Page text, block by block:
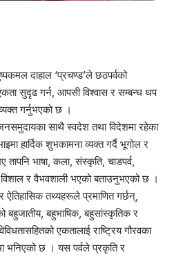
दाहाल ‘प्रचण्ड’ले छठपर्वको
सुदृढ गर्न, आपसी विश्वास र सम्बन्ध थप
गर्नुभएको छ ।
साथै स्वदेश तथा विदेशमा रहेका
हार्दिक शुभकामना व्यक्त गर्दै भूगोल र
भाषा, कला, संस्कृति, चाडपर्व,
र वैभवशाली भएको बताउनुभएको छ ।
ऐतिहासिक तथ्यहरूले प्रमाणित गर्छन्,
बहुजातीय, बहुभाषिक, बहुसांस्कृतिक र
एकतालाई राष्ट्रिय गौरवका
भनिएको छ । यस पर्वले प्रकृति र